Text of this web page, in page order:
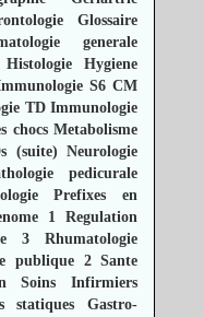
Glossaire
generale
Histologie
Hygiene
S6 CM
TD Immunologie
chocs Metabolisme
(suite)
Neurologie
pedicurale
Prefixes en
1
Regulation
3
Rhumatologie
publique 2 Sante
Soins Infirmiers
statiques
Gastro-